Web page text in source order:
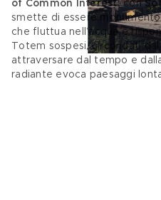
of Common Interest: con
smette di essere
che fluttua nell’acqua e
Totem sospesi, circondati
attraversare dal tempo e
radiante evoca paesaggi